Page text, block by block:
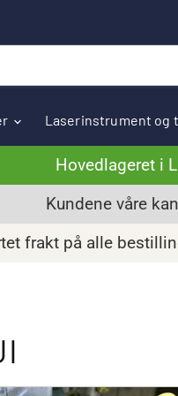
Laserinstrument og
Hovedlageret i
Kundene våre
frakt på alle